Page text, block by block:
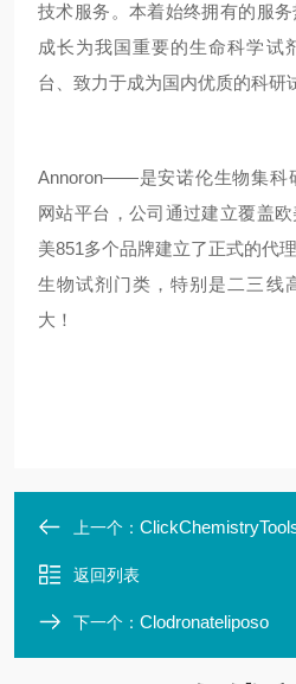
技术服务。本着始终拥有的服
成长为我国重要的生命科学试
台、致力于成为国内优质的科研
Annoron——是安诺伦生物集科
网站平台，公司通过建立覆盖
美851多个品牌建立了正式的代
生物试剂门类，特别是二三线
大！
上一个：
返回列表
下一个： Clodronateliposo